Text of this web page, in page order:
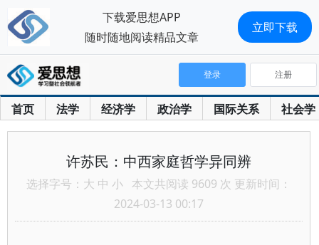
首页 法学 经济学 政治学 国际关系 社会学
登录 注册
许苏民：中西家庭哲学异同辨
选择字号： 大 中 小 本文共阅读 9609 次 更新时间：
2024-03-13 00:17
下载爱思想APP
随时随地阅读精品文章
立即下载